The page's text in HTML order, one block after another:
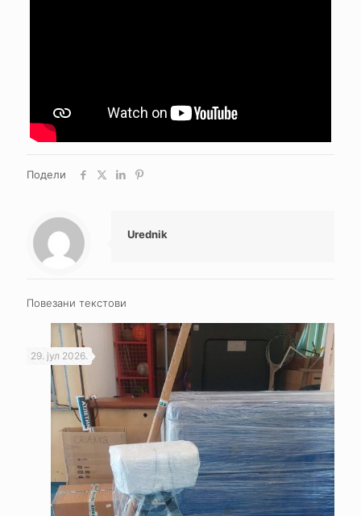
Подели
Urednik
Повезани текстови
29. јул 2026.